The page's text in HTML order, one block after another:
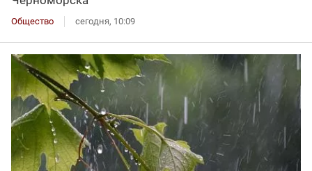
Общество сегодня, 10:09